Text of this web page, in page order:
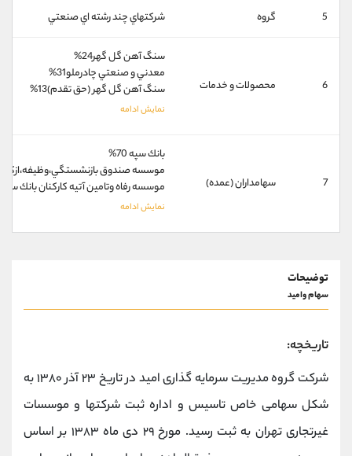
5 گروه شرکتهاي چند رشته اي صنعتي
6 محصولات و خدمات
سنگ آهن گل گهر24%
معدني و صنعتي چادرملو31%
سنگ آهن گل گهر (حق تقدم)13%
7 سهامداران (عمده)
بانك سپه 70%
موسسه صندوق
موسسه رفاه وتامين آتيه كاركنان بانك سپه 4%
توضیحات
سهام وامید
تاریخچه:
شرکت گروه مدیریت سرمایه گذاری امید در تاریخ ۲۳ آذر ۱۳۸۰ به
شکل سهامی خاص تاسیس و اداره ثبت شرکتها و موسسات
غیرتجاری تهران به ثبت رسید. مورخ ۲۹ دی ماه ۱۳۸۳ بر اساس